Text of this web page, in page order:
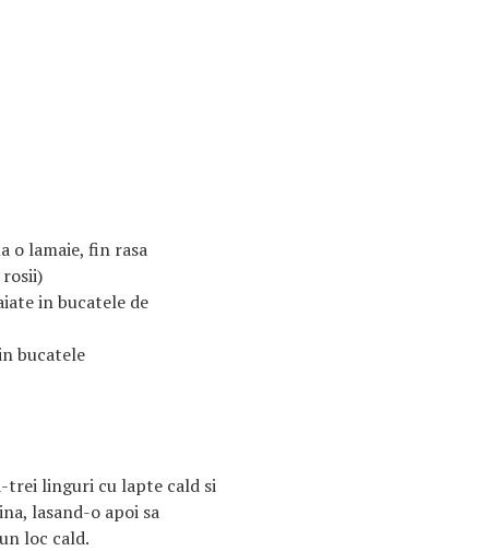
o lamaie, fin rasa
in bucatele de
bucatele
trei linguri cu lapte cald si
lasand-o apoi sa
loc cald.